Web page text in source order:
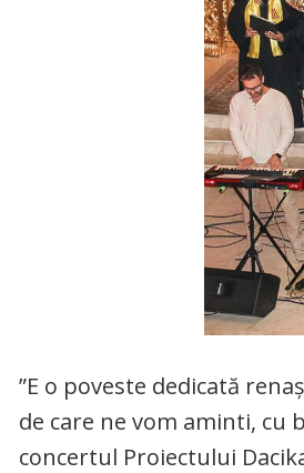
”E o poveste dedicată
de care ne vom aminti, cu
concertul Proiectului